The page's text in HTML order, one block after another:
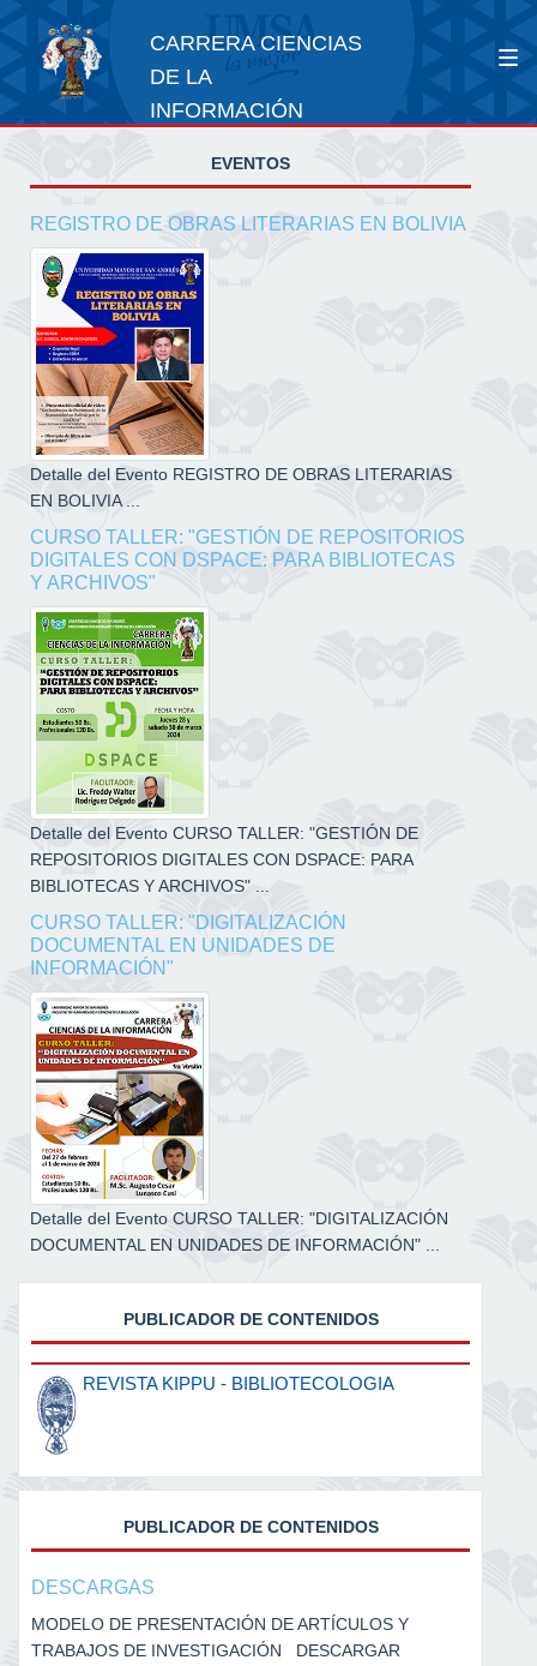
CARRERA CIENCIAS
DE LA
INFORMACIÓN
EVENTOS
REGISTRO DE OBRAS LITERARIAS EN BOLIVIA
Detalle del Evento REGISTRO DE OBRAS LITERARIAS
EN BOLIVIA ...
CURSO TALLER: "GESTIÓN DE REPOSITORIOS
DIGITALES CON DSPACE: PARA BIBLIOTECAS
Y ARCHIVOS"
Detalle del Evento CURSO TALLER: "GESTIÓN DE
REPOSITORIOS DIGITALES CON DSPACE: PARA
BIBLIOTECAS Y ARCHIVOS" ...
CURSO TALLER: "DIGITALIZACIÓN
DOCUMENTAL EN UNIDADES DE
INFORMACIÓN"
Detalle del Evento CURSO TALLER: "DIGITALIZACIÓN
DOCUMENTAL EN UNIDADES DE INFORMACIÓN" ...
PUBLICADOR DE CONTENIDOS
REVISTA KIPPU - BIBLIOTECOLOGIA
PUBLICADOR DE CONTENIDOS
DESCARGAS
MODELO DE PRESENTACIÓN DE ARTÍCULOS Y
TRABAJOS DE INVESTIGACIÓN DESCARGAR